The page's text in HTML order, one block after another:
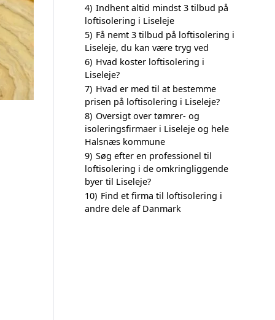
4) Indhent altid mindst 3 tilbud på
loftisolering i Liseleje
5) Få nemt 3 tilbud på loftisolering i
Liseleje, du kan være tryg ved
6) Hvad koster loftisolering i
Liseleje?
7) Hvad er med til at bestemme
prisen på loftisolering i Liseleje?
8) Oversigt over tømrer- og
isoleringsfirmaer i Liseleje og hele
Halsnæs kommune
9) Søg efter en professionel til
loftisolering i de omkringliggende
byer til Liseleje?
10) Find et firma til loftisolering i
andre dele af Danmark